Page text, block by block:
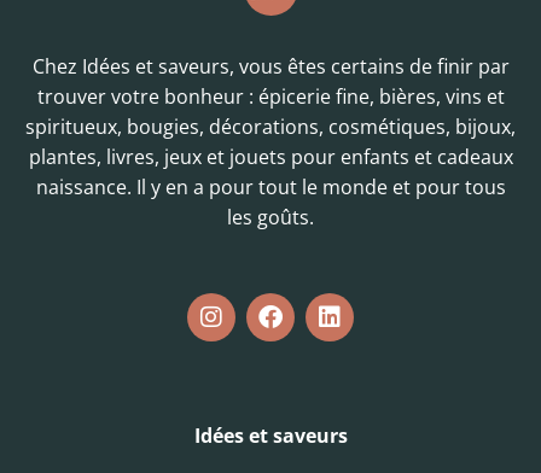
Chez Idées et saveurs, vous êtes certains de finir par
trouver votre bonheur : épicerie fine, bières, vins et
spiritueux, bougies, décorations, cosmétiques, bijoux,
plantes, livres, jeux et jouets pour enfants et cadeaux
naissance. Il y en a pour tout le monde et pour tous
les goûts.
Idées et saveurs